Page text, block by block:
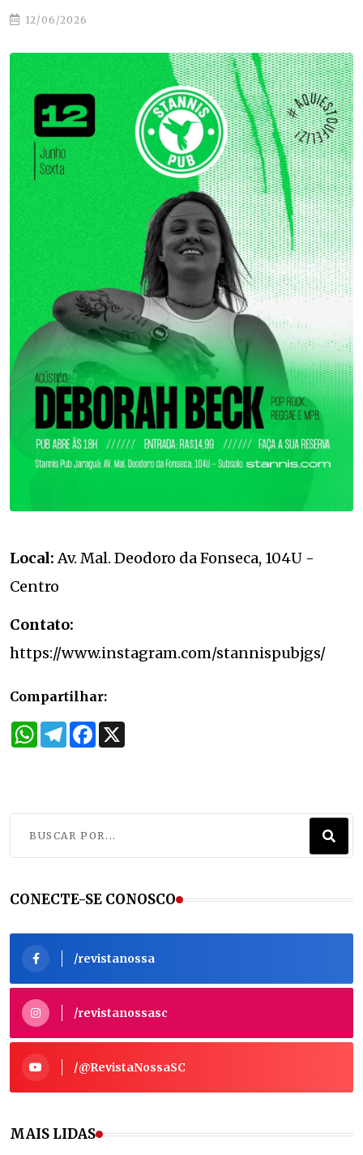
12/06/2026
Local:Av. Mal. Deodoro da Fonseca, 104U -
Centro
Contato:
https://www.instagram.com/stannispubjgs/
Compartilhar:
WhatsApp
TelegramFacebook
CONECTE-SE CONOSCO
/revistanossa
/revistanossasc
/@RevistaNossaSC
MAIS LIDAS